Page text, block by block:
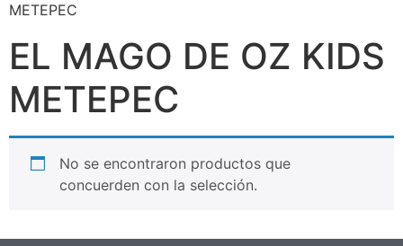
METEPEC
EL MAGO DE OZ KIDS
METEPEC
No se encontraron productos que
concuerden con la selección.